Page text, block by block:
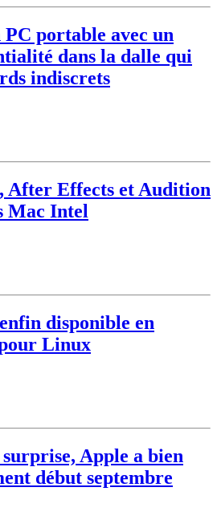
portable avec un
dans la dalle qui
indiscrets
After Effects et Audition
Mac Intel
disponible en
Linux
surprise, Apple a bien
début septembre